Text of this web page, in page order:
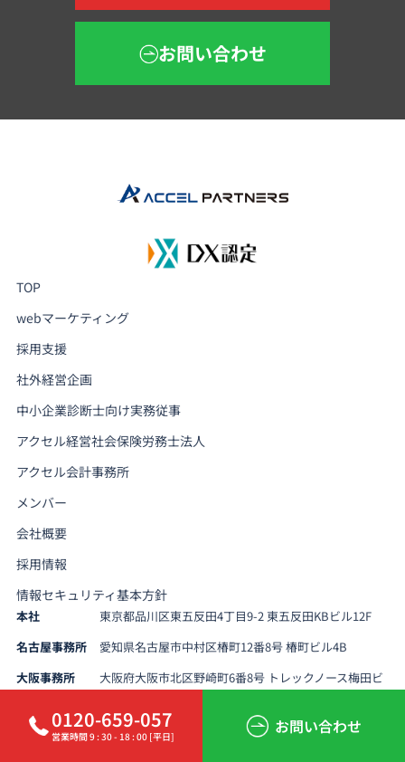
0120-659-057
営業時間 9 : 30 - 18 : 00 [平日] お問い合わせ
お問い合わせ
TOP
webマーケティング
採用支援
社外経営企画
中小企業診断士向け実務従事
アクセル経営社会保険労務士法人
アクセル会計事務所
メンバー
会社概要
採用情報
情報セキュリティ基本方針
本社
東京都品川区東五反田4丁目9-2 東五反田KBビル12F
名古屋事務所
愛知県名古屋市中村区椿町12番8号 椿町ビル4B
大阪事務所
大阪府大阪市北区野崎町6番8号 トレックノース梅田ビ